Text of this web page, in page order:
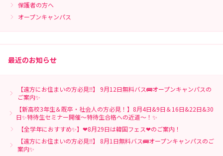
保護者の方へ
オープンキャンパス
最近のお知らせ
【遠方にお住まいの方必見‼】 9月12日無料バス🚌オープンキャンパスの
ご案内✨
【新高校3年生＆既卒・社会人の方必見！】8月4日&9日＆16日&22日&30
日✨特待生セミナー開催～特待生合格への近道～！✨
【全学年におすすめ✨】❤8月29日は韓国フェス❤のご案内！
【遠方にお住まいの方必見‼】 8月1日無料バス🚌オープンキャンパスのご
案内✨